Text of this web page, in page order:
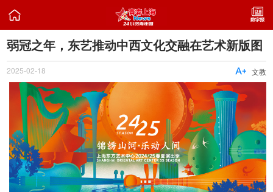

弱冠之年，东艺推动中西文化交融在艺术新版图
2025-02-18 文教
